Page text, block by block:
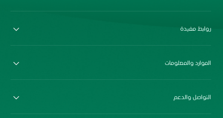
روابط مفيدة
الموارد والمعلومات
التواصل والدعم